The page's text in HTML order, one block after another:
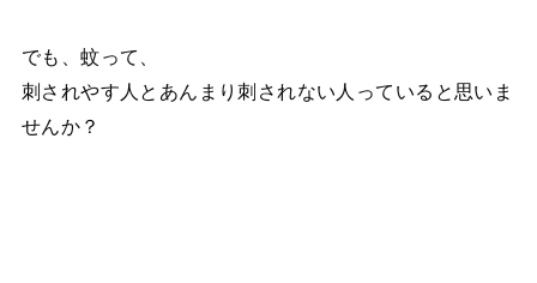
でも、蚊って、
刺されやす人とあんまり刺されない人っていると思いま
せんか？